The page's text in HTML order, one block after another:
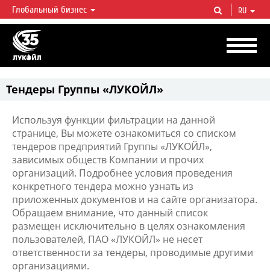
ЛУКОЙЛ СЕГОДНЯ
ЛУКОЙЛ — одна из крупнейших вертикально интегрированных
нефтегазовых компаний в мире, на долю которой приходится более 2%
мировой добычи нефти и около 1% доказанных запасов углеводородов.
Глобальный бизнес RU
Тендеры Группы «ЛУКОЙЛ»
Используя функции фильтрации на данной
странице, Вы можете ознакомиться со списком
тендеров предприятий Группы «ЛУКОЙЛ»,
зависимых обществ Компании и прочих
организаций. Подробнее условия проведения
конкретного тендера можно узнать из
приложенных документов и на сайте организатора.
Обращаем внимание, что данный список
размещен исключительно в целях ознакомления
пользователей, ПАО «ЛУКОЙЛ» не несет
ответственности за тендеры, проводимые другими
организациями.